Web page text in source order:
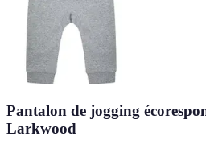
Pantalon de jogging
Larkwood